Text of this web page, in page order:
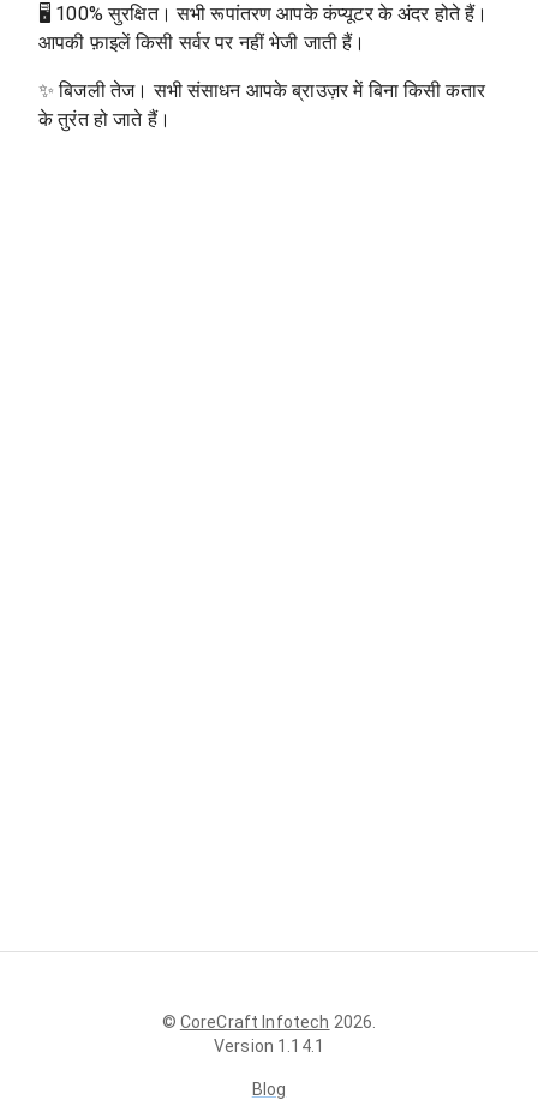
🖥 100% सुरक्षित। सभी रूपांतरण आपके कंप्यूटर के अंदर होते हैं।
आपकी फ़ाइलें किसी सर्वर पर नहीं भेजी जाती हैं।
✨बिजली तेज। सभी संसाधन आपके ब्राउज़र में बिना किसी कतार
के तुरंत हो जाते हैं।
© CoreCraft Infotech 2026
Version 1.14.1
Blog